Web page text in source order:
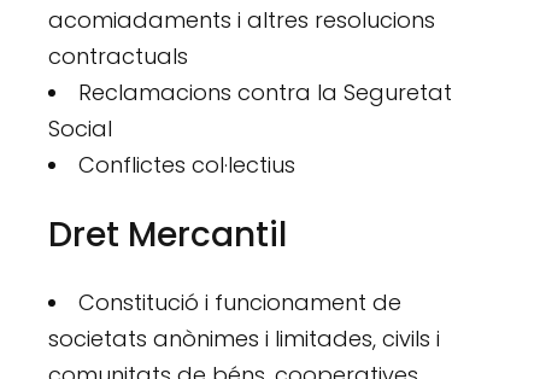
acomiadaments i altres resolucions
contractuals
Reclamacions contra la Seguretat
Social
Conflictes col·lectius
Dret Mercantil
Constitució i funcionament de
societats anònimes i limitades, civils i